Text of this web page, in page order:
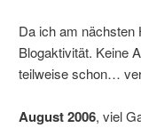
Da ich am nächsten
Blogaktivität. Keine
teilweise schon…
August 2006, viel